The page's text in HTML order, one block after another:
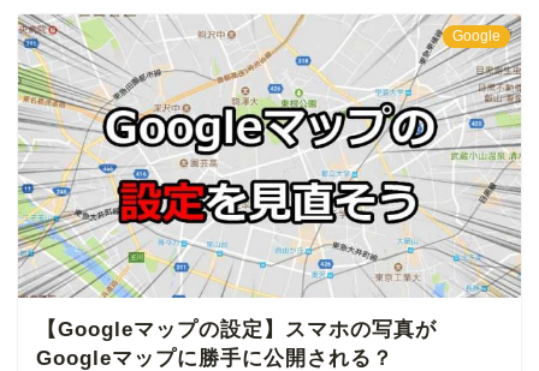
Google
【Googleマップの設定】スマホの写真が
Googleマップに勝手に公開される？